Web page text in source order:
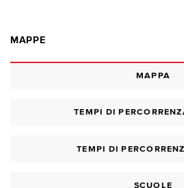
MAPPE
MAPPA
TEMPI DI
TEMPI DI
SCUOLE